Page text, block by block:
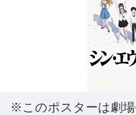
※このポスターは劇